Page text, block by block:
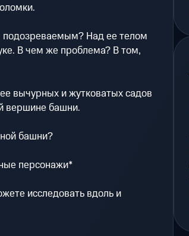
Над ее телом
В чем же проблема? В том,
вычурных и жутковатых садов
вершине башни.
башни?
персонажи*
исследовать вдоль и